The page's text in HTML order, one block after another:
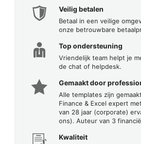
Veilig betalen
Betaal in een veilige
onze betrouwbare
Top ondersteuning
Vriendelijk team helpt je
de chat of helpdesk.
Gemaakt door
Alle templates zijn
Finance & Excel expert
van 28 jaar (corporate)
ons). Auteur van 3
Kwaliteit